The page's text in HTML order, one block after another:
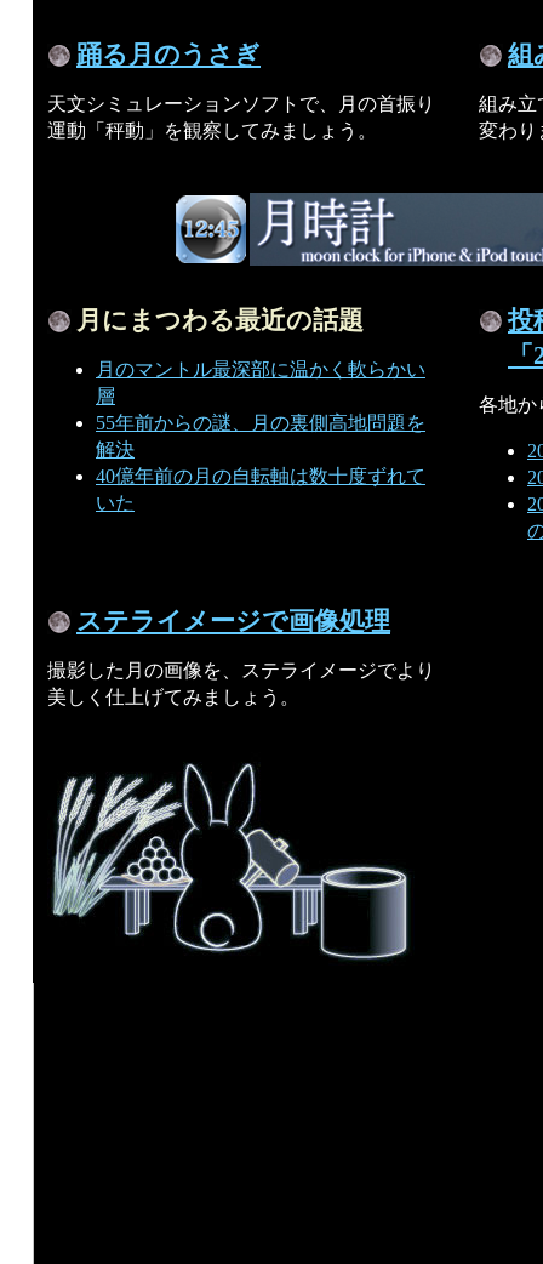
踊る月のうさぎ
天文シミュレーションソフトで、月の首振り
運動「秤動」を観察してみましょう。
組
組み立
変わり
月にまつわる最近の話題
月のマントル最深部に温かく軟らかい
層
55年前からの謎、月の裏側高地問題を
解決
40億年前の月の自転軸は数十度ずれて
いた
投
各地か
ステライメージで画像処理
撮影した月の画像を、ステライメージでより
美しく仕上げてみましょう。